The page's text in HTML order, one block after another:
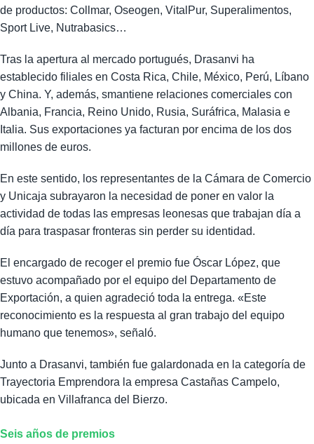
de productos: Collmar, Oseogen, VitalPur, Superalimentos,
Sport Live, Nutrabasics…
Tras la apertura al mercado portugués, Drasanvi ha
establecido filiales en Costa Rica, Chile, México, Perú, Líbano
y China. Y, además, smantiene relaciones comerciales con
Albania, Francia, Reino Unido, Rusia, Suráfrica, Malasia e
Italia. Sus exportaciones ya facturan por encima de los dos
millones de euros.
En este sentido, los representantes de la Cámara de Comercio
y Unicaja subrayaron la necesidad de poner en valor la
actividad de todas las empresas leonesas que trabajan día a
día para traspasar fronteras sin perder su identidad.
El encargado de recoger el premio fue Óscar López, que
estuvo acompañado por el equipo del Departamento de
Exportación, a quien agradeció toda la entrega. «Este
reconocimiento es la respuesta al gran trabajo del equipo
humano que tenemos», señaló.
Junto a Drasanvi, también fue galardonada en la categoría de
Trayectoria Emprendora la empresa Castañas Campelo,
ubicada en Villafranca del Bierzo.
Seis años de premios